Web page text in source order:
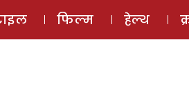
ई-मैगज़ीन
फिल्म हेल्थ